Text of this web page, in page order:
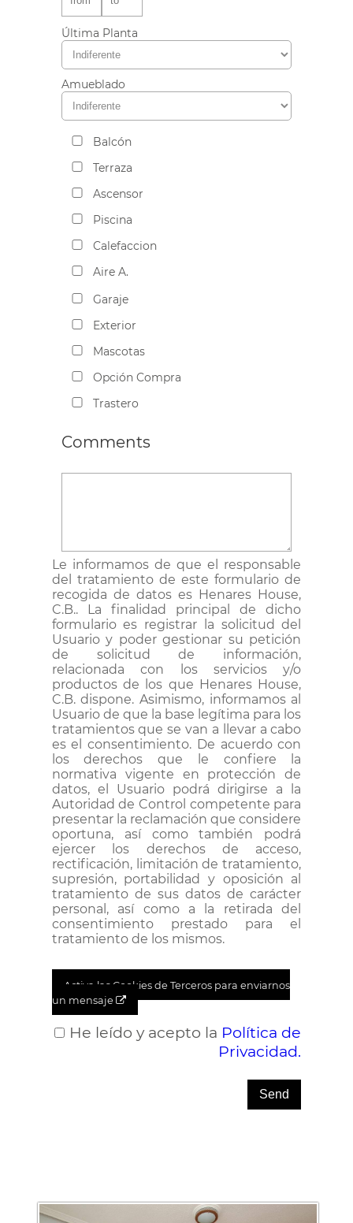
Última Planta
Amueblado
Balcón
Terraza
Ascensor
Piscina
Calefaccion
Aire A.
Garaje
Exterior
Mascotas
Opción Compra
Trastero
Comments
Le informamos de que el responsable
del tratamiento de este formulario de
recogida de datos es Henares House,
C.B.. La finalidad principal de dicho
formulario es registrar la solicitud del
Usuario y poder gestionar su petición
de solicitud de información,
relacionada con los servicios y/o
productos de los que Henares House,
C.B. dispone. Asimismo, informamos al
Usuario de que la base legítima para los
tratamientos que se van a llevar a cabo
es el consentimiento. De acuerdo con
los derechos que le confiere la
normativa vigente en protección de
datos, el Usuario podrá dirigirse a la
Autoridad de Control competente para
presentar la reclamación que considere
oportuna, así como también podrá
ejercer los derechos de acceso,
rectificación, limitación de tratamiento,
supresión, portabilidad y oposición al
tratamiento de sus datos de carácter
personal, así como a la retirada del
consentimiento prestado para el
tratamiento de los mismos.
Activa las Cookies de Terceros para enviarnos
un mensaje
He leído y acepto la Política de
Privacidad.